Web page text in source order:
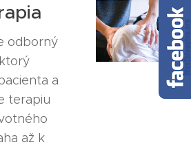
odborný
a
terapiu
až k